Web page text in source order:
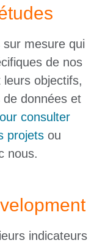
mesure qui
de nos
objectifs,
de données et
consulter
projets ou
nous.
indicateurs